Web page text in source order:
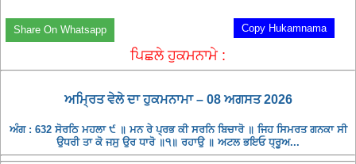
Copy Hukamnama
Share On Whatsapp
ਪਿਛਲੇ ਹੁਕਮਨਾਮੇ :
ਅਮ੍ਰਿਤ ਵੇਲੇ ਦਾ ਹੁਕਮਨਾਮਾ – 08 ਅਗਸਤ 2026
ਅੰਗ : 632 ਸੋਰਠਿ ਮਹਲਾ ੯ ॥ ਮਨ ਰੇ ਪ੍ਰਭ ਕੀ ਸਰਨਿ ਬਿਚਾਰੋ ॥ ਜਿਹ ਸਿਮਰਤ ਗਨਕਾ ਸੀ
ਉਧਰੀ ਤਾ ਕੋ ਜਸੁ ਉਰ ਧਾਰੋ ॥੧॥ ਰਹਾਉ ॥ ਅਟਲ ਭਇਓ ਧ੍ਰੂਅ...